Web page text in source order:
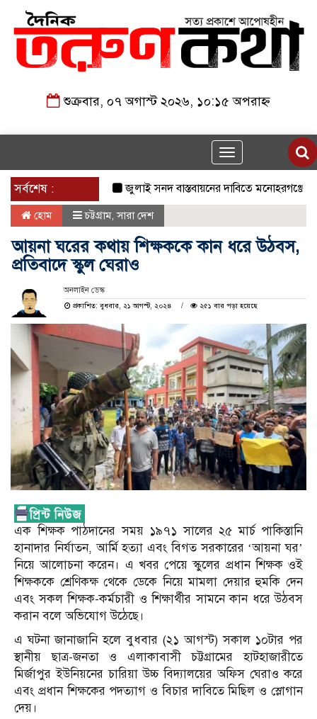
শুক্রবার, ০৭ অগাস্ট ২০২৬, ১০:১৫ অপরাহ্ন
Toggle
navigation
সর্বশেষ :
জুলাই সনদ বাস্তবায়নের দাবিতে মনোহরগঞ্জে
হোম চট্টগ্রাম,সারা দেশ
আয়না ঘরের কথায় শিক্ষককে কান ধরে উঠবস,
প্রতিবাদে স্কুল ঘেরাও
অনলাইন ডেস্ক
প্রকাশিত: বুধবার, ২১ আগস্ট, ২০২৪
২৫১ বার পড়া হয়েছে
এক শিক্ষক পাঠদানের সময় ১৯৭১ সালের ২৫ মার্চ পাকিস্তানি
হানাদার নির্যাতন, আর্মি হত্যা এবং বিগত সরকারের ‘আয়না ঘর’
নিয়ে আলোচনা করেন। এ খবর পেয়ে স্কুলের প্রধান শিক্ষক ওই
শিক্ষককে শ্রেণিকক্ষ থেকে ডেকে নিয়ে মামলা দেয়ার হুমকি দেন
এবং সকল শিক্ষক-কর্মচারী ও শিক্ষার্থীর সামনে কান ধরে উঠবস
করান বলে অভিযোগ উঠেছে।
এ ঘটনা জানাজানি হলে বুধবার (২১ আগস্ট) সকাল ১০টার পর
স্থানীয় ছাত্র-জনতা ও এলাকাবাসী চট্টগ্রামের হাটহাজারীতে
মির্জাপুর ইউনিয়নের চারিয়া উচ্চ বিদ্যালয়ের অফিস ঘেরাও করে
এবং প্রধান শিক্ষকের পদত্যাগ ও বিচার দাবিতে মিছিল ও স্লোগান
দেয়।